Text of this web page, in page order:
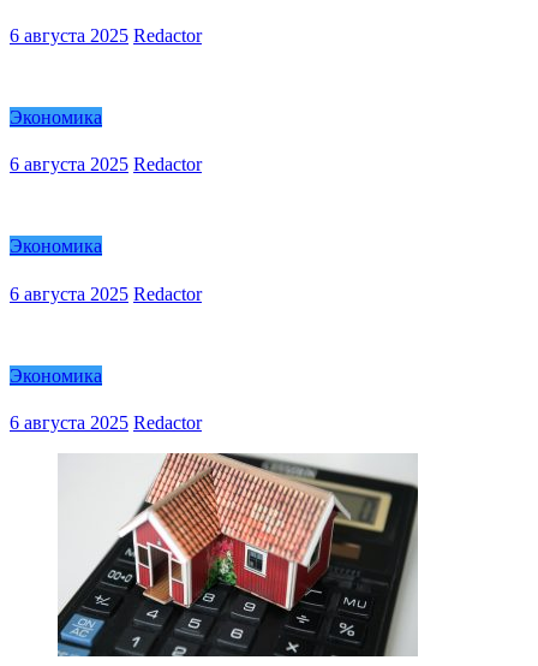
6 августа 2025 Redactor
Экономика
6 августа 2025 Redactor
Экономика
6 августа 2025 Redactor
Экономика
6 августа 2025 Redactor